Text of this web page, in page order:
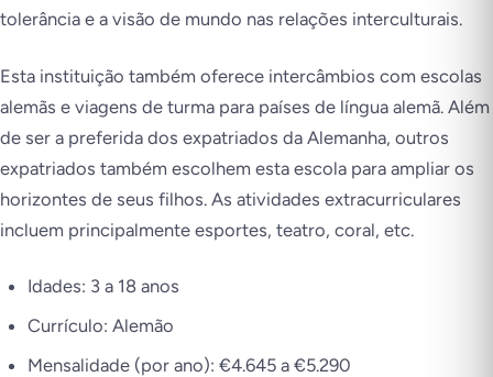
tolerância e a visão de mundo nas relações interculturais.
Esta instituição também oferece intercâmbios com escolas
alemãs e viagens de turma para países de língua alemã. Além
de ser a preferida dos expatriados da Alemanha, outros
expatriados também escolhem esta escola para ampliar os
horizontes de seus filhos. As atividades extracurriculares
incluem principalmente esportes, teatro, coral, etc.
Idades: 3 a 18 anos
Currículo: Alemão
Mensalidade (por ano): €4.645 a €5.290